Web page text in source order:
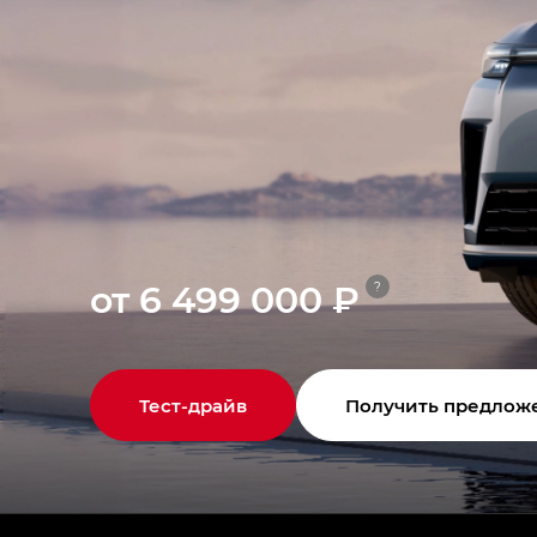
от 6 499 000 ₽ ?
Тест-драйв Получить